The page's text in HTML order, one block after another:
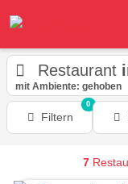
Restaurant
mit Ambiente: gehoben
Filtern
0
7